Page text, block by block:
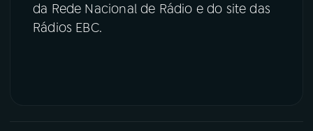
da Rede Nacional de Rádio e do site das
Rádios EBC.